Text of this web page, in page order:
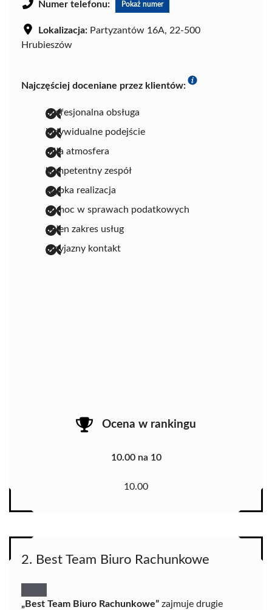
Numer telefonu: Pokaż numer
Lokalizacja: Partyzantów 16A, 22-500
Hrubieszów
Najczęściej doceniane przez klientów:
profesjonalna obsługa
indywidualne podejście
miła atmosfera
kompetentny zespół
szybka realizacja
pomoc w sprawach podatkowych
pełen zakres usług
przyjazny kontakt
Ocena w rankingu
10.00 na 10
10.00
2. Best Team Biuro Rachunkowe
„Best Team Biuro Rachunkowe” zajmuje drugie